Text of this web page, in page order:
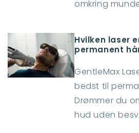
omkring
Hvilken laser
permanent
GentleMax
bedst til
Drømmer du
hud uden